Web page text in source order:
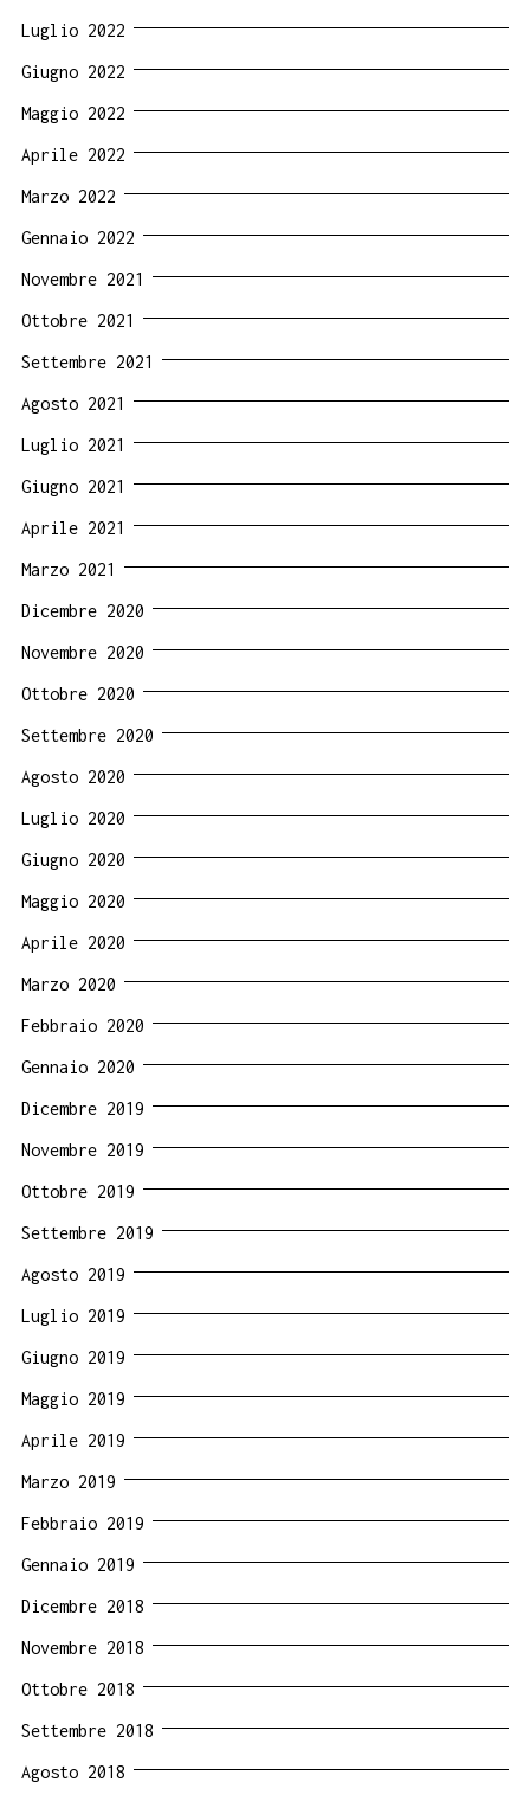
Luglio 2022
Giugno 2022
Maggio 2022
Aprile 2022
Marzo 2022
Gennaio 2022
Novembre 2021
Ottobre 2021
Settembre 2021
Agosto 2021
Luglio 2021
Giugno 2021
Aprile 2021
Marzo 2021
Dicembre 2020
Novembre 2020
Ottobre 2020
Settembre 2020
Agosto 2020
Luglio 2020
Giugno 2020
Maggio 2020
Aprile 2020
Marzo 2020
Febbraio 2020
Gennaio 2020
Dicembre 2019
Novembre 2019
Ottobre 2019
Settembre 2019
Agosto 2019
Luglio 2019
Giugno 2019
Maggio 2019
Aprile 2019
Marzo 2019
Febbraio 2019
Gennaio 2019
Dicembre 2018
Novembre 2018
Ottobre 2018
Settembre 2018
Agosto 2018